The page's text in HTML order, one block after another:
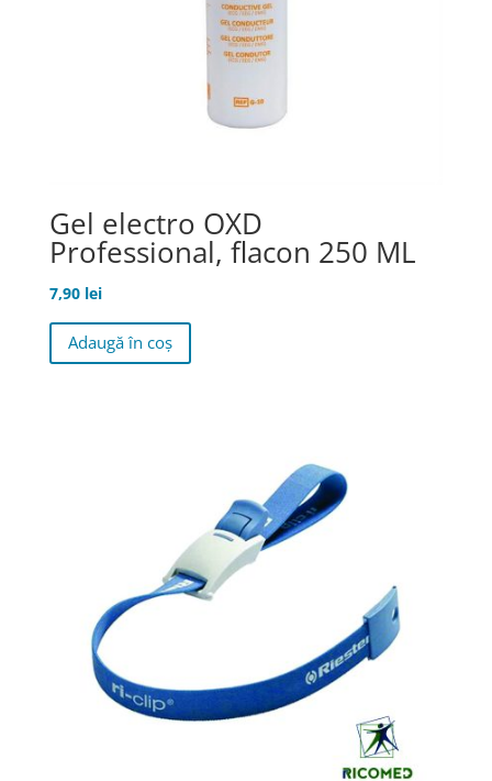
Gel electro OXD
Professional, flacon 250 ML
7,90 lei
Adaugă în coș